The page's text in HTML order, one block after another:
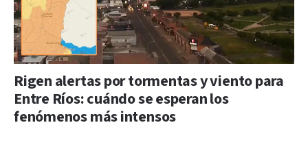
Rigen alertas por tormentas y viento para
Entre Ríos: cuándo se esperan los
fenómenos más intensos